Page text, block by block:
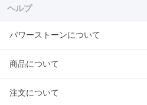
ヘルプ
パワーストーンについて
商品について
注文について